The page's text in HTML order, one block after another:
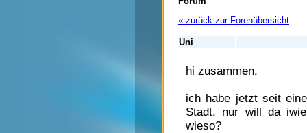
« zurück zur Forenübersicht
Uni
hi zusammen,
ich habe jetzt seit
Stadt, nur will da
wieso?